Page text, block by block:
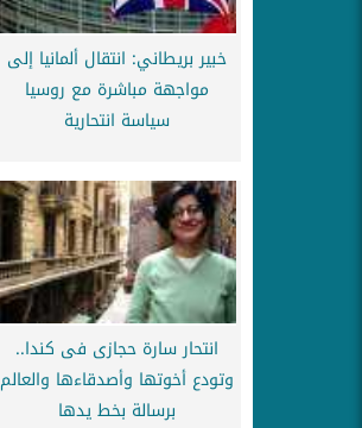
خبير بريطاني: انتقال ألمانيا إلى
مواجهة مباشرة مع روسيا
سياسة انتحارية
انتحار سارة حجازى فى كندا..
وتودع أخوتها وأصدقاءها والعالم
برسالة بخط يدها